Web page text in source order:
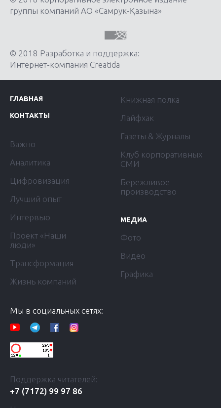
группы компаний АО «Самрук-Қазына»
© 2018 Разработка и поддержка:
Интернет-компания Creatida
ГЛАВНАЯ
КОНТАКТЫ
Важно
Аналитика
Цифровизация
Лучший опыт
Интервью
Проект «Наши
люди»
Трансформация
Жизнь компаний
Книжная полка
Лайфхак
Газеты & Журналы
Клуб корпоративных
СМИ
Бережливое
производство
МЕДИА
Фото
Видео
Графика
Мы в социальных сетях:
Поддержка читателей:
+7 (7172) 99 97 86